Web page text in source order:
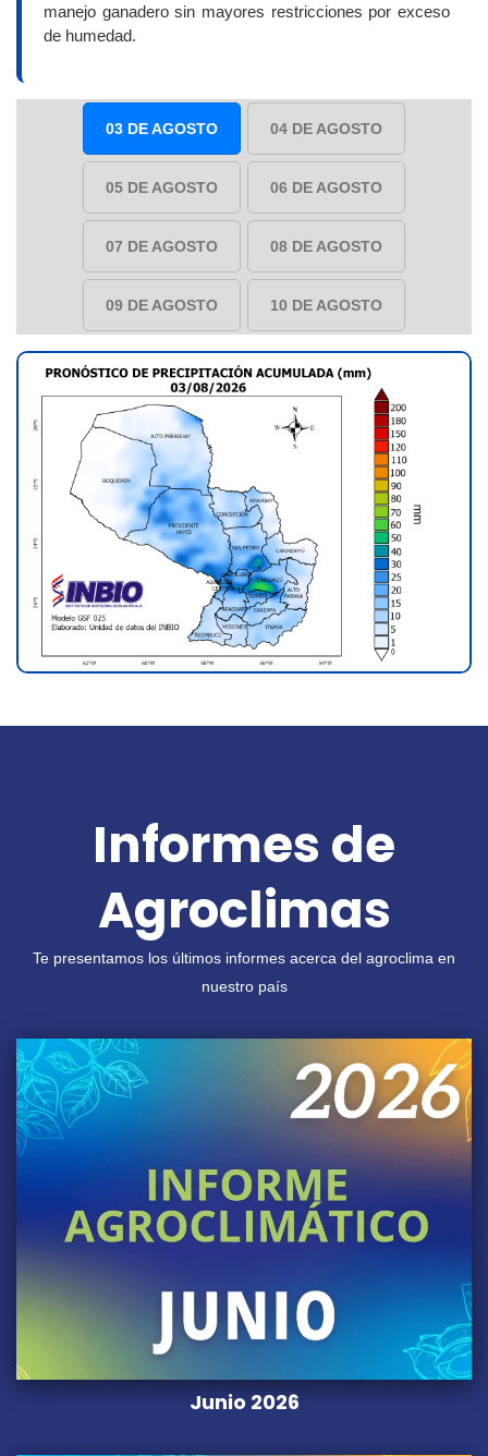
manejo ganadero sin mayores restricciones por exceso
de humedad.
03 DE AGOSTO 04 DE AGOSTO
05 DE AGOSTO 06 DE AGOSTO
07 DE AGOSTO 08 DE AGOSTO
09 DE AGOSTO 10 DE AGOSTO
Informes de
Agroclimas
Te presentamos los últimos informes acerca del agroclima en
nuestro país
Junio 2026